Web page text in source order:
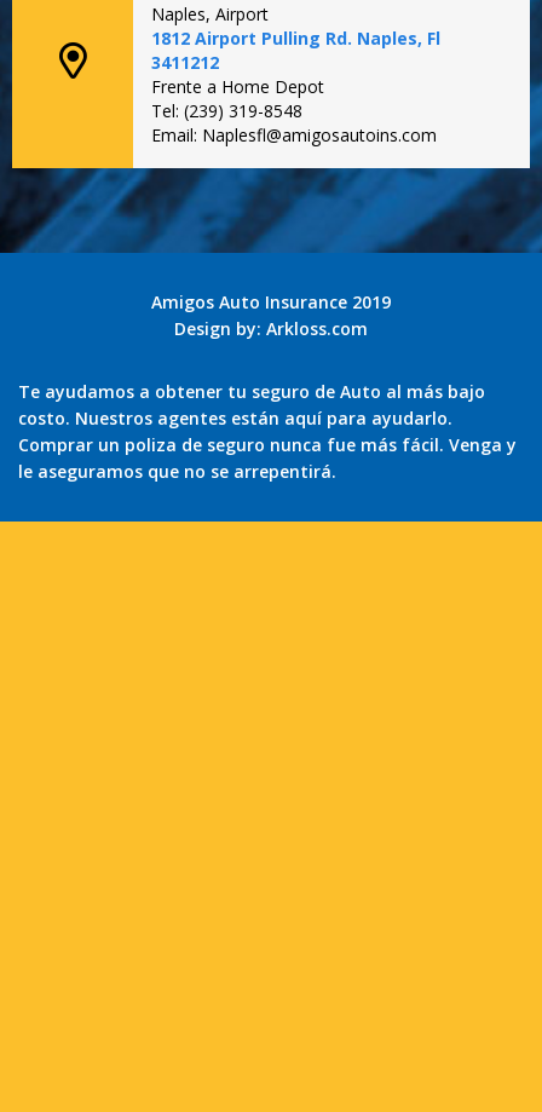
Naples, Airport
1812 Airport Pulling Rd. Naples, Fl
3411212
Frente a Home Depot
Tel: (239) 319-8548
Email: Naplesfl@amigosautoins.com
Amigos Auto Insurance 2019
Design by: Arkloss.com
Te ayudamos a obtener tu seguro de Auto al más bajo
costo. Nuestros agentes están aquí para ayudarlo.
Comprar un poliza de seguro nunca fue más fácil. Venga y
le aseguramos que no se arrepentirá.